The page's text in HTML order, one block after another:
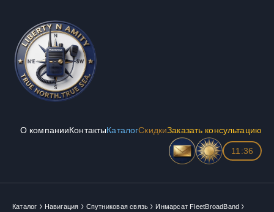
О компании Контакты КаталогСкидкиЗаказать консультацию
11:36
Каталог Навигация Спутниковая связь
Инмарсат FleetBroadBand